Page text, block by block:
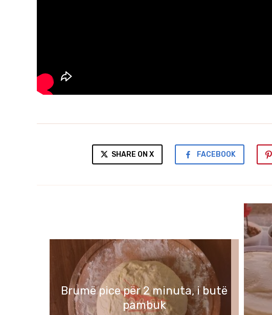
SHARE ON X FACEBOOK
Brumë pice për 2 minuta, i butë
pambuk